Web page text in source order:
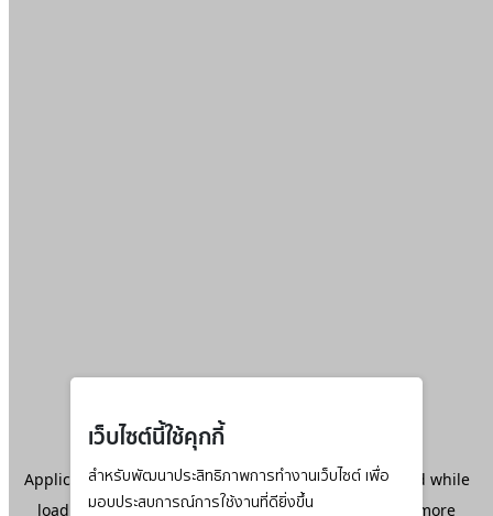
เว็บไซต์นี้ใช้คุกกี้
สำหรับพัฒนาประสิทธิภาพการทำงานเว็บไซต์ เพื่อ
มอบประสบการณ์การใช้งานที่ดียิ่งขึ้น
Application error: aclient-side exception has occurred while
loadingwww.ktc.co.th(see the browser console
for more